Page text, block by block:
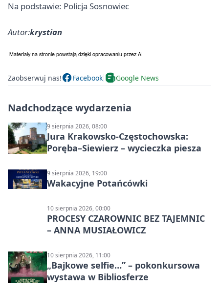
Na podstawie: Policja Sosnowiec
Autor:krystian
Zaobserwuj nas! Facebook Google News
Nadchodzące wydarzenia
9 sierpnia 2026, 08:00
Jura Krakowsko-Częstochowska:
Poręba–Siewierz – wycieczka piesza
9 sierpnia 2026, 19:00
Wakacyjne Potańcówki
10 sierpnia 2026, 00:00
PROCESY CZAROWNIC BEZ TAJEMNIC
– ANNA MUSIAŁOWICZ
10 sierpnia 2026, 11:00
„Bajkowe selfie…” – pokonkursowa
wystawa w Bibliosferze